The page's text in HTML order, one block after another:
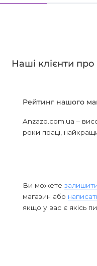
Наші клієнти про
Рейтинг нашого
Anzazo.com.ua –
роки праці,
Ви можете
магазин або
якщо у вас є якісь